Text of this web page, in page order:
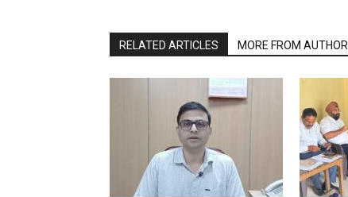
RELATED ARTICLES MORE FROM AUTHOR